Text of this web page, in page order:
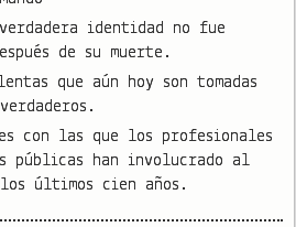
identidad no fue
de su muerte.
que aún hoy son tomadas
con las que los profesionales
públicas han involucrado al
últimos cien años.